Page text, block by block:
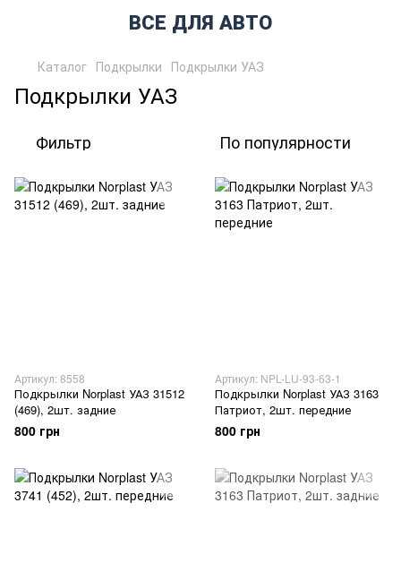
ВСЕ ДЛЯ АВТО
Каталог Подкрылки Подкрылки УАЗ
Подкрылки УАЗ
Фильтр По популярности
Артикул: 8558
Подкрылки Norplast УАЗ 31512
(469), 2шт. задние
800 грн
Артикул: NPL-LU-93-63-1
Подкрылки Norplast УАЗ 3163
Патриот, 2шт. передние
800 грн